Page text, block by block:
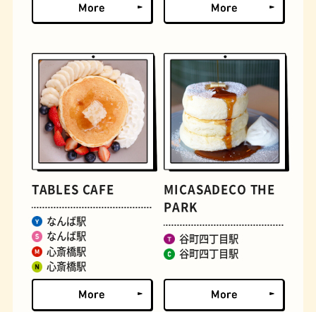
定食 おいもスイーツ
TABLES CAFE
なんば駅
なんば駅
心斎橋駅
心斎橋駅
MICASADECO THE
PARK
谷町四丁目駅
谷町四丁目駅